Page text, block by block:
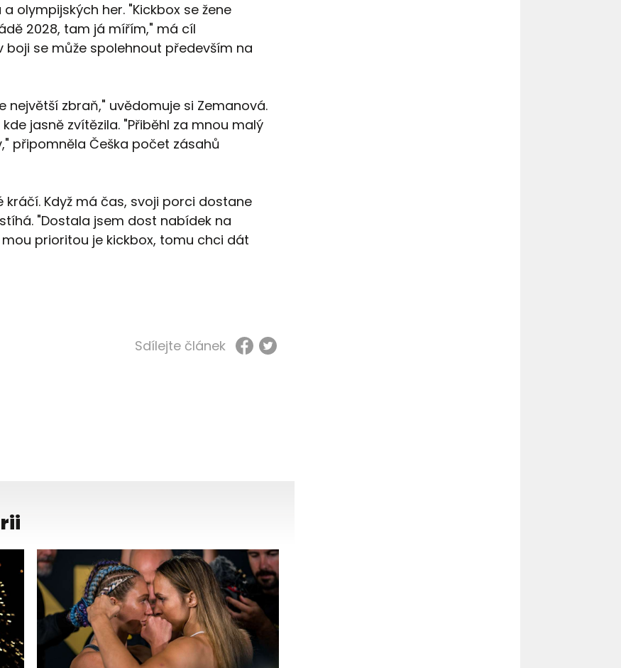
olympijských her. "Kickbox se žene
2028, tam já mířím," má cíl
se může spolehnout především na
největší zbraň," uvědomuje si Zemanová.
jasně zvítězila. "Přiběhl za mnou malý
připomněla Češka počet zásahů
Když má čas, svoji porci dostane
"Dostala jsem dost nabídek na
prioritou je kickbox, tomu chci dát
Sdílejte článek